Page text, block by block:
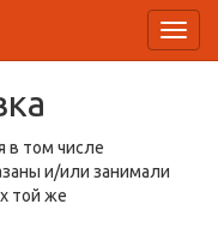
в том числе
и/или занимали
той же